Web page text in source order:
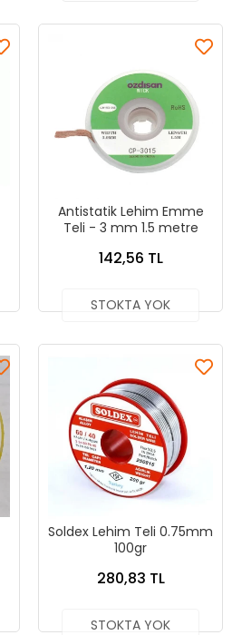
Antistatik Lehim Emme
Teli - 3 mm 1.5 metre
142,56 TL
STOKTA YOK
Soldex Lehim Teli 0.75mm
100gr
280,83 TL
STOKTA YOK